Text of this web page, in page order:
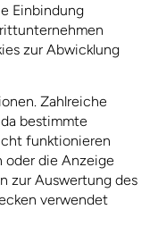
Einbindung
zur Abwicklung
Zahlreiche
bestimmte
funktionieren
oder die Anzeige
zur Auswertung des
verwendet